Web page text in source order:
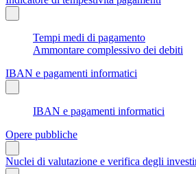
Tempi medi di pagamento
Ammontare complessivo dei debiti
IBAN e pagamenti informatici
IBAN e pagamenti informatici
Opere pubbliche
Nuclei di valutazione e verifica degli